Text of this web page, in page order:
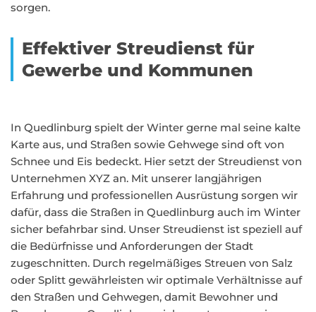
sorgen.
Effektiver Streudienst für
Gewerbe und Kommunen
In Quedlinburg spielt der Winter gerne mal seine kalte
Karte aus, und Straßen sowie Gehwege sind oft von
Schnee und Eis bedeckt. Hier setzt der Streudienst von
Unternehmen XYZ an. Mit unserer langjährigen
Erfahrung und professionellen Ausrüstung sorgen wir
dafür, dass die Straßen in Quedlinburg auch im Winter
sicher befahrbar sind. Unser Streudienst ist speziell auf
die Bedürfnisse und Anforderungen der Stadt
zugeschnitten. Durch regelmäßiges Streuen von Salz
oder Splitt gewährleisten wir optimale Verhältnisse auf
den Straßen und Gehwegen, damit Bewohner und